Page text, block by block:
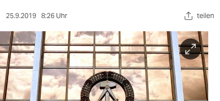
sport
berlin
nord
wahrheit
25.9.2019 8:26 Uhr teilen